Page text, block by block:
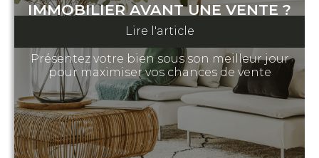
IMMOBILIER AVANT UNE VENTE ?
9 juin 2023
Présentez votre bien sous son meilleur jour
pour maximiser vos chances de vente
Lire l'article